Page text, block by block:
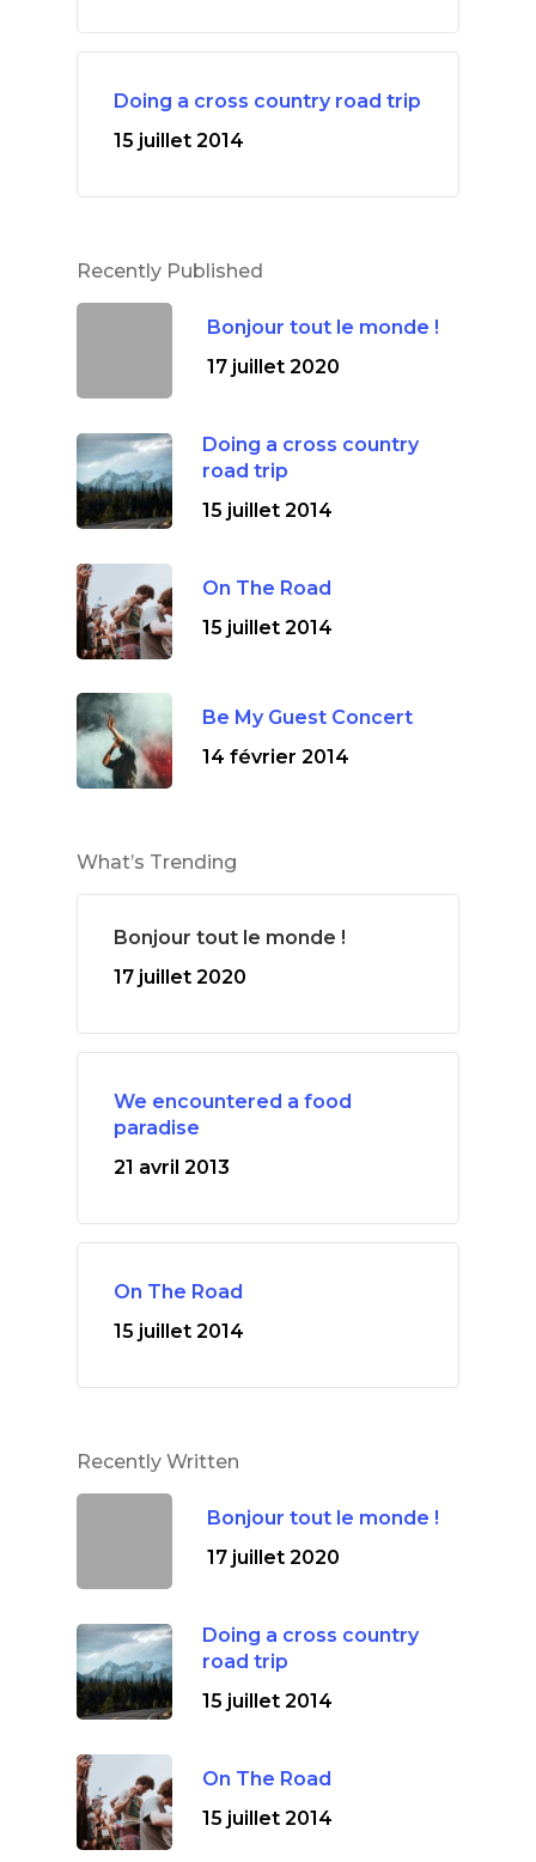
Doing a cross country road trip
15 juillet 2014
Recently Published
Bonjour tout le monde !
17 juillet 2020
Doing a cross country
road trip
15 juillet 2014
On The Road
15 juillet 2014
Be My Guest Concert
14 février 2014
What’s Trending
Bonjour tout le monde !
17 juillet 2020
We encountered a food
paradise
21 avril 2013
On The Road
15 juillet 2014
Recently Written
Bonjour tout le monde !
17 juillet 2020
Doing a cross country
road trip
15 juillet 2014
On The Road
15 juillet 2014